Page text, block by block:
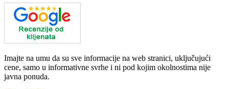
Imajte na umu da su sve informacije na web stranici, uključujući
cene, samo u informativne svrhe i ni pod kojim okolnostima nije
javna ponuda.